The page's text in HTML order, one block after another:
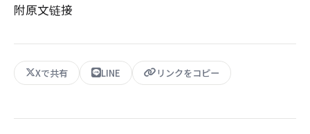
附原文链接
Xで共有 LINE リンクをコピー